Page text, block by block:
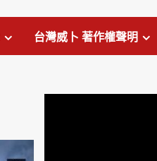
台灣威卜 著作權聲明